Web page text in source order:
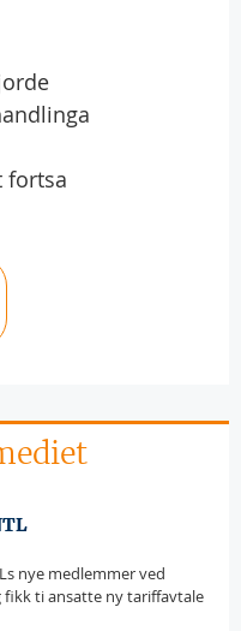
fortsa
nye medlemmer ved
ti ansatte ny tariffavtale